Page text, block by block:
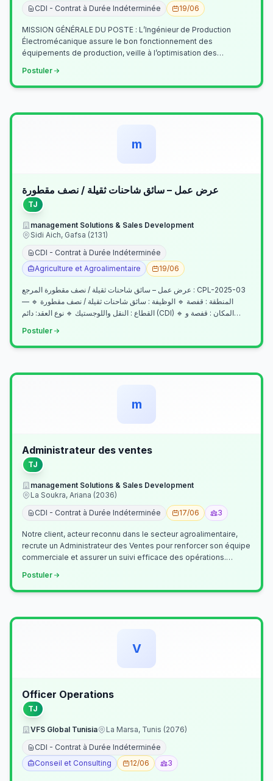
CDI - Contrat à Durée Indéterminée
19/06
MISSION GÉNÉRALE DU POSTE : L’Ingénieur de Production
Électromécanique assure le bon fonctionnement des
équipements de production, veille à l’optimisation des
Postuler
m
عرض عمل – سائق شاحنات ثقيلة / نصف مقطورة
TJ
management Solutions & Sales Development
Sidi Aich, Gafsa (2131)
CDI - Contrat à Durée Indéterminée
Agriculture et Agroalimentaire
19/06
عرض عمل – سائق شاحنات ثقيلة / نصف مقطورة المرجع : CPL-2025-03
— المنطقة : قفصة 🔹 الوظيفة : سائق شاحنات ثقيلة / نصف مقطورة 🔹
القطاع : النقل واللوجستيك 🔹 نوع العقد: دائم (CDI) 🔹 المكان : قفصة و…
Postuler
m
Administrateur des ventes
TJ
management Solutions & Sales Development
La Soukra, Ariana (2036)
CDI - Contrat à Durée Indéterminée
17/06 3
Notre client, acteur reconnu dans le secteur agroalimentaire,
recrute un Administrateur des Ventes pour renforcer son équipe
commerciale et assurer un suivi efficace des opérations.
Postuler
V
Officer Operations
TJ
VFS Global Tunisia
La Marsa, Tunis (2076)
CDI - Contrat à Durée Indéterminée
Conseil et Consulting
12/06 3